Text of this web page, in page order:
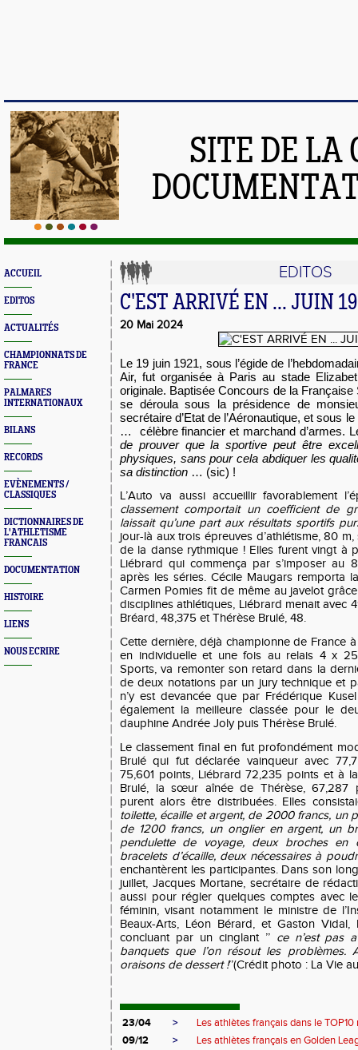
SITE DE LA
ACCUEIL
EDITOS
ACTUALITÉS
CHAMPIONNATS DE
FRANCE
PALMARES
INTERNATIONAUX
BILANS
RECORDS
EVÈNEMENTS /
CLASSIQUES
DICTIONNAIRES DE
L'ATHLETISME
FRANCAIS
DOCUMENTATION
HISTOIRE
LIENS
NOUS ECRIRE
EDITOS
C'EST ARRIVÉ EN ... JUIN
20 Mai 2024
Le 19 juin 1921, sous l’égide de
Air, fut organisée à Paris au stade
originale. Baptisée Concours de la Française
se déroula sous la présidence de
secrétaire d’Etat de l’Aéronautique, et sous
… célèbre financier et marchand d’armes.
de prouver que la sportive peut être
physiques, sans pour cela abdiquer les
sa distinction … (sic) !
L’Auto va aussi accueillir favorablement
classement comportait un coefficient de
laissait qu’une part aux résultats sportifs
jour-là aux trois épreuves d’athlétisme, 80
de la danse rythmique ! Elles furent vingt à
Liébrard qui commença par s’imposer au
après les séries. Cécile Maugars remporta
Carmen Pomies fit de même au javelot
disciplines athlétiques, Liébrard menait avec
Bréard, 48,375 et Thérèse Brulé, 48.
Cette dernière, déjà championne de France
en individuelle et une fois au relais 4 x
Sports, va remonter son retard dans la
de deux notations par un jury technique et
n’y est devancée que par Frédérique
également la meilleure classée pour le
dauphine Andrée Joly puis Thérèse Brulé.
Le classement final en fut profondément
Brulé qui fut déclarée vainqueur avec
75,601 points, Liébrard 72,235 points et à
Brulé, la sœur aînée de Thérèse, 67,287
purent alors être distribuées. Elles
toilette, écaille et argent, de 2000 francs, un
de 1200 francs, un onglier en argent, un
pendulette de voyage, deux broches
bracelets d’écaille, deux nécessaires à
enchantèrent les participantes. Dans son
juillet, Jacques Mortane, secrétaire de
aussi pour régler quelques comptes avec
féminin, visant notamment le ministre de
Beaux-Arts, Léon Bérard, et Gaston Vidal,
concluant par un cinglant ’’ ce n’est pas
banquets que l’on résout les
oraisons de dessert !’’(Crédit photo : La Vie
23/04 >
Les athlètes français dans le TOP10
09/12
>
Les athlètes français en Golden